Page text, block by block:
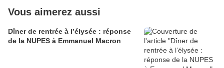
Vous aimerez aussi
Dîner de rentrée à l’élysée : réponse
de la NUPES à Emmanuel Macron